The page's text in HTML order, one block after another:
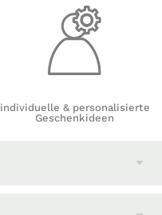
individuelle & personalisierte
Geschenkideen